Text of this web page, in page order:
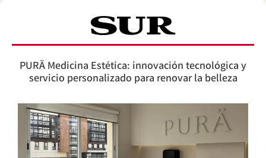
PURÄ Medicina Estética: innovación tecnológica y
servicio personalizado para renovar la belleza